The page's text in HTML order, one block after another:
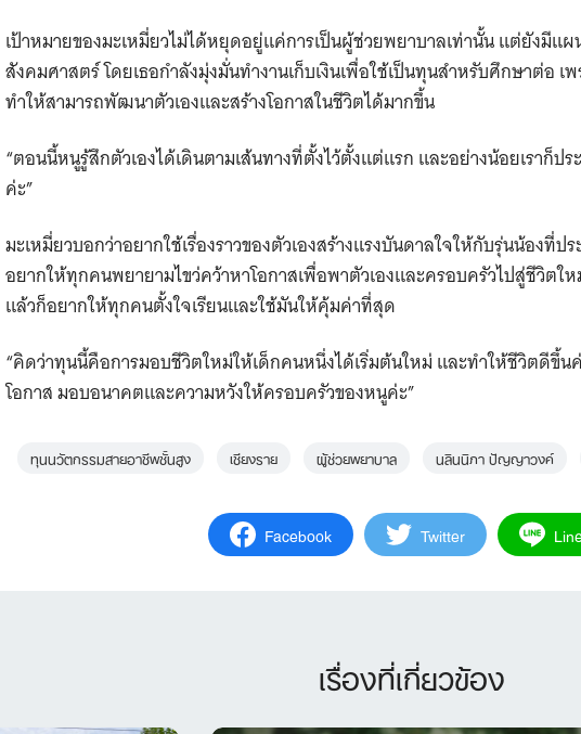
เป้าหมายของมะเหมี่ยวไม่ได้หยุดอยู่แค่การเป็นผู้ช่วยพยาบาลเท่านั้น แต่ยังมีแ
สังคมศาสตร์ โดยเธอกำลังมุ่งมั่นทำงานเก็บเงินเพื่อใช้เป็นทุนสำหรับศึกษาต่อ เ
ทำให้สามารถพัฒนาตัวเองและสร้างโอกาสในชีวิตได้มากขึ้น
“ตอนนี้หนูรู้สึกตัวเองได้เดินตามเส้นทางที่ตั้งไว้ตั้งแต่แรก และอย่างน้อยเราก็ปร
ค่ะ”
มะเหมี่ยวบอกว่าอยากใช้เรื่องราวของตัวเองสร้างแรงบันดาลใจให้กับรุ่นน้องที่
อยากให้ทุกคนพยายามไขว่คว้าหาโอกาสเพื่อพาตัวเองและครอบครัวไปสู่ชีวิตใ
แล้วก็อยากให้ทุกคนตั้งใจเรียนและใช้มันให้คุ้มค่าที่สุด
“คิดว่าทุนนี้คือการมอบชีวิตใหม่ให้เด็กคนหนึ่งได้เริ่มต้นใหม่ และทำให้ชีวิตดีขึ้
โอกาส มอบอนาคตและความหวังให้ครอบครัวของหนูค่ะ”
ทุนนวัตกรรมสายอาชีพชั้นสูง เชียงราย ผู้ช่วยพยาบาล นลินนิภา ปัญญาวงค์
Facebook Twitter
เรื่องที่เกี่ยวข้อง